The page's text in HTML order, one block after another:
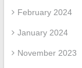
February 2024
January 2024
November 2023